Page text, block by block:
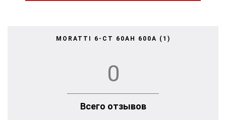
MORATTI 6-CT 60AH 600A (1)
0
Всего отзывов